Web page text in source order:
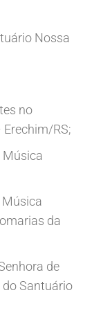
Nossa
no
RS;
Música
Música
da
de
do Santuário